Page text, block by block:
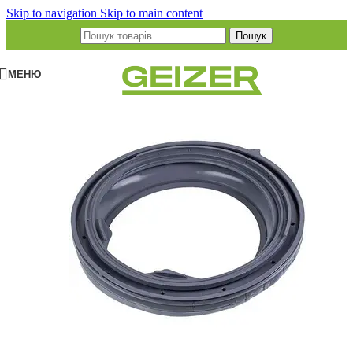
Skip to navigation Skip to main content
Пошук
МЕНЮ